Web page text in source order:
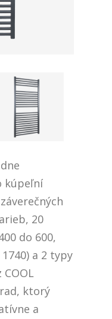
kúpeľní
20
do 600,
a 2 typy
ktorý
a